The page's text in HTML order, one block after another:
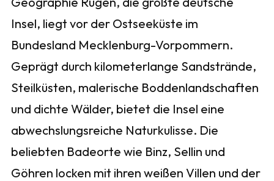
Insel, liegt vor der Ostseeküste im
Bundesland Mecklenburg-Vorpommern.
Geprägt durch kilometerlange Sandstrände,
Steilküsten, malerische Boddenlandschaften
und dichte Wälder, bietet die Insel eine
abwechslungsreiche Naturkulisse. Die
beliebten Badeorte wie Binz, Sellin und
Göhren locken mit ihren weißen Villen und der